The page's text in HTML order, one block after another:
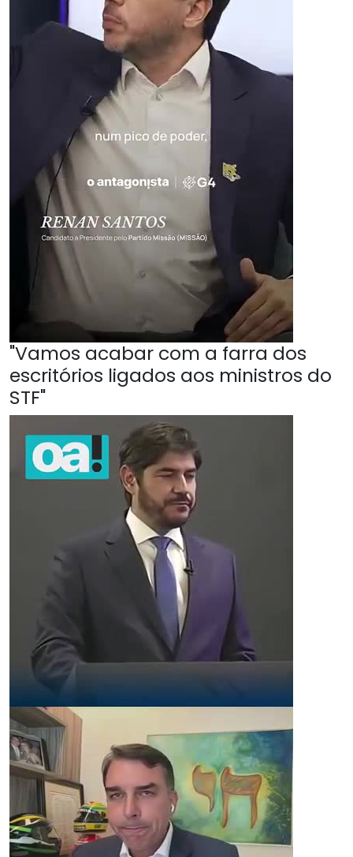
"Vamos acabar com a farra dos
escritórios ligados aos ministros do
STF"